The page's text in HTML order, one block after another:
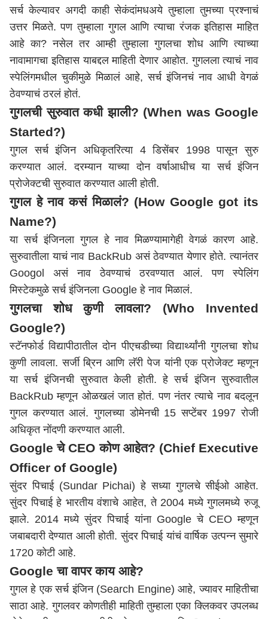
सर्च केल्यावर अगदी काही सेकंदांमधअये तुम्हाला तुमच्या प्रश्नाचं
उत्तर मिळते. पण तुम्हाला गुगल आणि त्याचा रंजक इतिहास माहित
आहे का? नसेल तर आम्ही तुम्हाला गुगलचा शोध आणि त्याच्या
नावामागचा इतिहास याबद्दल माहिती देणार आहोत. गुगलला त्याचं नाव
स्पेलिंगमधील चुकीमुळे मिळालं आहे, सर्च इंजिनचं नाव आधी वेगळं
ठेवण्याचं ठरलं होतं.
गुगलची सुरुवात कधी झाली? (When was Google
Started?)
गुगल सर्च इंजिन अधिकृतरित्या 4 डिसेंबर 1998 पासून सुरु
करण्यात आलं. दरम्यान याच्या दोन वर्षाआधीच या सर्च इंजिन
प्रोजेक्टची सुरुवात करण्यात आली होती.
गुगल हे नाव कसं मिळालं? (How Google got its
Name?)
या सर्च इंजिनला गुगल हे नाव मिळण्यामागेही वेगळं कारण आहे.
सुरुवातीला याचं नाव BackRub असं ठेवण्यात येणार होते. त्यानंतर
Googol असं नाव ठेवण्याचं ठरवण्यात आलं. पण स्पेलिंग
मिस्टेकमुळे सर्च इंजिनला Google हे नाव मिळालं.
गुगलचा शोध कुणी लावला? (Who Invented
Google?)
स्टॅनफोर्ड विद्यापीठातील दोन पीएचडीच्या विद्यार्थ्यांनी गुगलचा शोध
कुणी लावला. सर्जी ब्रिन आणि लॅरी पेज यांनी एक प्रोजेक्ट म्हणून
या सर्च इंजिनची सुरुवात केली होती. हे सर्च इंजिन सुरुवातील
BackRub म्हणून ओळखलं जात होतं. पण नंतर त्याचे नाव बदलून
गुगल करण्यात आलं. गुगलच्या डोमेनची 15 सप्टेंबर 1997 रोजी
अधिकृत नोंदणी करण्यात आली.
Google चे CEO कोण आहेत? (Chief Executive
Officer of Google)
सुंदर पिचाई (Sundar Pichai) हे सध्या गुगलचे सीईओ आहेत.
सुंदर पिचाई हे भारतीय वंशाचे आहेत, ते 2004 मध्ये गुगलमध्ये रुजू
झाले. 2014 मध्ये सुंदर पिचाई यांना Google चे CEO म्हणून
जबाबदारी देण्यात आली होती. सुंदर पिचाई यांचं वार्षिक उत्पन्न सुमारे
1720 कोटी आहे.
Google चा वापर काय आहे?
गुगल हे एक सर्च इंजिन (Search Engine) आहे, ज्यावर माहितीचा
साठा आहे. गुगलवर कोणतीही माहिती तुम्हाला एका क्लिकवर उपलब्ध